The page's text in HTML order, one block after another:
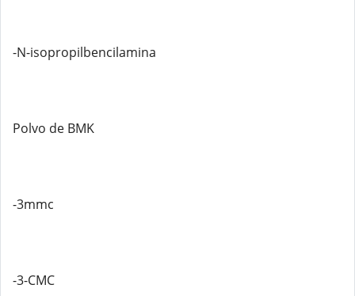
-N-isopropilbencilamina
Polvo de BMK
-3mmc
-3-CMC